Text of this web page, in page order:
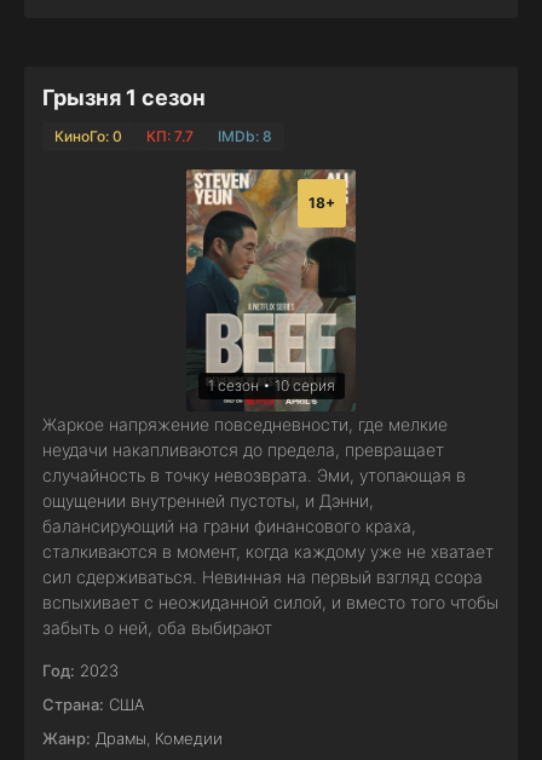
Грызня 1 сезон
КиноГо: 0 КП: 7.7 IMDb: 8
1 сезон • 10 серия
18+
Жаркое напряжение повседневности, где мелкие
неудачи накапливаются до предела, превращает
случайность в точку невозврата. Эми, утопающая в
ощущении внутренней пустоты, и Дэнни,
балансирующий на грани финансового краха,
сталкиваются в момент, когда каждому уже не хватает
сил сдерживаться. Невинная на первый взгляд ссора
вспыхивает с неожиданной силой, и вместо того чтобы
забыть о ней, оба выбирают
Год: 2023
Страна: США
Жанр: Драмы Комедии